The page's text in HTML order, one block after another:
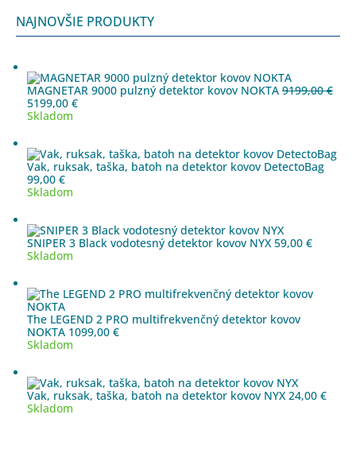
NAJNOVŠIE PRODUKTY
MAGNETAR 9000 pulzný detektor kovov NOKTA 9199,00€
Pôvodná
cena
5199,00 €Aktuálna
Skladom
Vak, ruksak, taška, batoh na detektor kovov DetectoBag
99,00 €
Skladom
SNIPER 3 Black vodotesný detektor kovov NYX 59,00 €
Skladom
The LEGEND 2 PRO multifrekvenčný detektor kovov
NOKTA 1099,00 €
Skladom
Vak, ruksak, taška, batoh na detektor kovov NYX 24,00 €
Skladom